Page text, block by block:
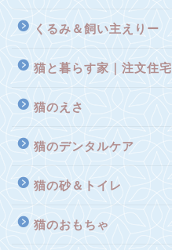
くるみ＆飼い主えりー
猫と暮らす家｜注文住宅
猫のえさ
猫のデンタルケア
猫の砂＆トイレ
猫のおもちゃ